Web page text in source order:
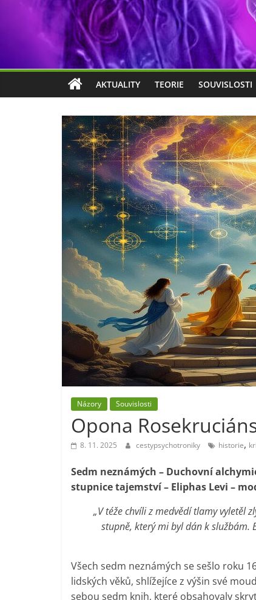
AKTUALITY TEORIE SOUVISLOSTI
Názory Souvislosti
Opona
8. 11. 2025 cestypsychotroniky historie,
Sedm neznámých – Duchovní
stupnice tajemství – Eliphas Levi –
„V téže chvíli z medvědí tlamy vyletěl
stupně, který mi byl dán k službám.
Všech sedm neznámých se sešlo roku
lidských věků, shlížejíce z výšin své
sebou sedm knih, které obsahovaly